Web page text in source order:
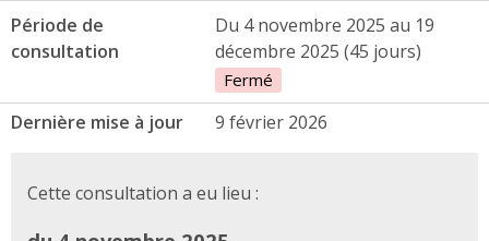
Période de
consultation
Du 4 novembre 2025 au 19
décembre 2025 (45 jours)
Fermé
Dernière mise à jour 9 février 2026
Cette consultation a eu lieu :